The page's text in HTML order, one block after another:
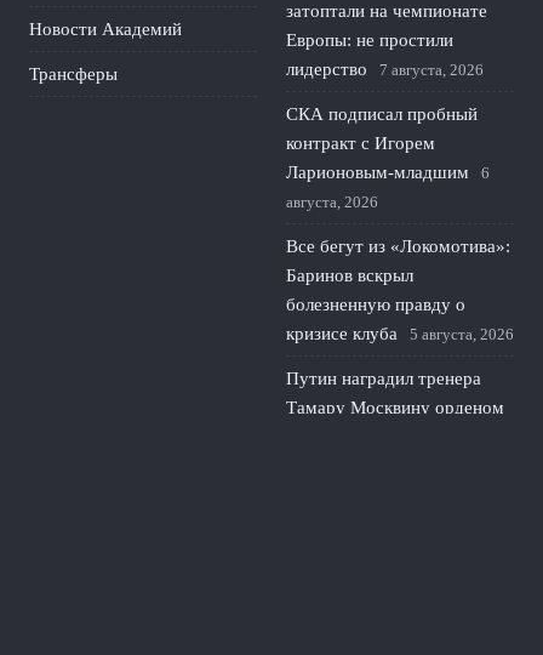
Новости Академий
Трансферы
затоптали на чемпионате
Европы: не простили
лидерство
7 августа, 2026
СКА подписал пробный
контракт с Игорем
Ларионовым‑младшим
6
августа, 2026
Все бегут из «Локомотива»:
Баринов вскрыл
болезненную правду о
кризисе клуба
5 августа, 2026
Путин наградил тренера
Тамару Москвину орденом